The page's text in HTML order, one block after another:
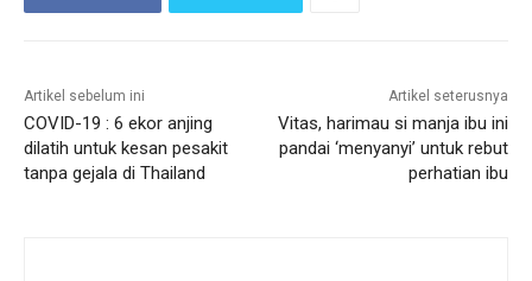
Artikel sebelum ini
COVID-19 : 6 ekor anjing
dilatih untuk kesan pesakit
tanpa gejala di Thailand
Artikel seterusnya
Vitas, harimau si manja ibu ini
pandai ‘menyanyi’ untuk rebut
perhatian ibu